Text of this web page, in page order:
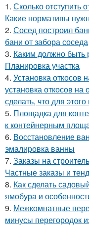
1. Сколько отступить
Какие нормативы
2. Сосед построил
бани от забора соседа
3. Каким должно быть
Планировка участка
4. Установка откосов
установка откосов на
сделать, что для
5. Площадка для
к контейнерным
6. Восстановление
эмалировка ванны
7. Заказы на
Частные заказы и
8. Как сделать
ямобура и
9. Межкомнатные
минусы перегородок